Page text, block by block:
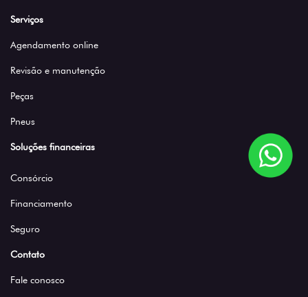
Serviços
Agendamento online
Revisão e manutenção
Peças
Pneus
Soluções financeiras
Consórcio
Financiamento
Seguro
Contato
Fale conosco